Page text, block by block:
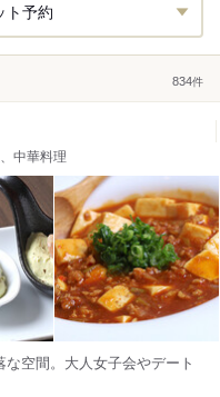
ト予約
834件
中華料理
な空間。大人女子会やデート